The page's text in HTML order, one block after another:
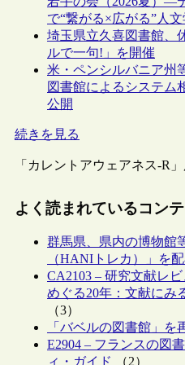
で“繋がる×広がる”人
埼玉県立久喜図書館、
ルで一句!」を開催
米・ペンシルバニア州
図書館によるシステム
公開
続きを見る
「カレントアウェアネス-R」
よく読まれているコンテ
群馬県、県内の博物館
（HANIトレカ）」を
CA2103 – 研究文献レ
めぐる20年：文献にみ
（3）
「バベルの図書館」を
E2904 – フランスの図
ィ・ガイド
（2）